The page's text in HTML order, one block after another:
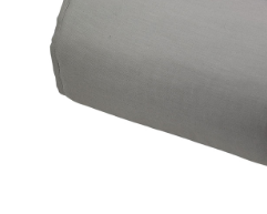
Våra